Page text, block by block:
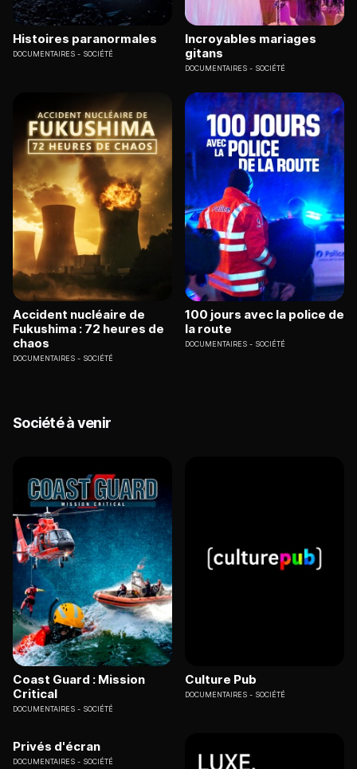
Histoires paranormales
DOCUMENTAIRES SOCIÉTÉ
Incroyables mariages
gitans
DOCUMENTAIRES SOCIÉTÉ
Accident nucléaire de
Fukushima : 72 heures de
chaos
DOCUMENTAIRES SOCIÉTÉ
100 jours avec la police de
la route
DOCUMENTAIRES SOCIÉTÉ
Société à venir
Coast Guard : Mission
Critical
DOCUMENTAIRES SOCIÉTÉ
Culture Pub
DOCUMENTAIRES SOCIÉTÉ
Privés d'écran
DOCUMENTAIRES SOCIÉTÉ